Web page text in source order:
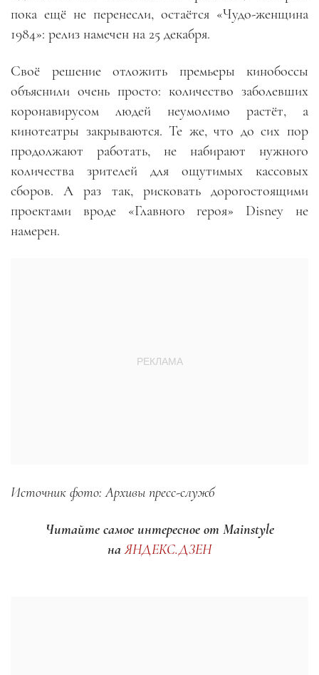
пока ещё не перенесли, остаётся «Чудо-женщина
1984»: релиз намечен на 25 декабря.
Своё решение отложить премьеры кинобоссы
объяснили очень просто: количество заболевших
коронавирусом людей неумолимо растёт, а
кинотеатры закрываются. Те же, что до сих пор
продолжают работать, не набирают нужного
количества зрителей для ощутимых кассовых
сборов. А раз так, рисковать дорогостоящими
проектами вроде «Главного героя» Disney не
намерен.
Источник фото: Архивы пресс-служб
Читайте самое интересное от Mainstyle
наЯНДЕКС.ДЗЕН